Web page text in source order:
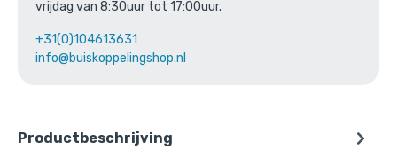
vrijdag van 8:30uur tot 17:00uur.
+31(0)104613631
info@buiskoppelingshop.nl
Productbeschrijving